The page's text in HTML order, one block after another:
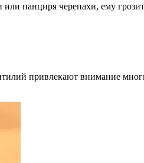
панциря черепахи, ему
привлекают внимание